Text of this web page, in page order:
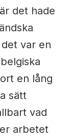
det hade
var en
en lång
sätt
vad
arbetet